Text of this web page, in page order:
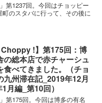
第1237回。今回はチョッピー
のスタバに行って、その後に
Choppy !】第175回：博
の総本店で赤チャーシュ
食べてきました。（チョ
九州滞在記_2019年12月
月編_第10回）
第175回。今回は博多の有名